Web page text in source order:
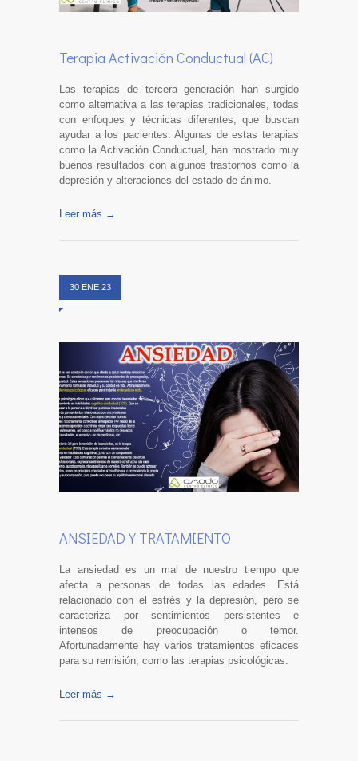
Terapia Activación Conductual (AC)
Las terapias de tercera generación han surgido
como alternativa a las terapias tradicionales, todas
con enfoques y técnicas diferentes, que buscan
ayudar a los pacientes. Algunas de estas terapias
como la Activación Conductual, han mostrado muy
buenos resultados con algunos trastornos como la
depresión y alteraciones del estado de ánimo.
Leer más →
30 ENE 23
ANSIEDAD Y TRATAMIENTO
La ansiedad es un mal de nuestro tiempo que
afecta a personas de todas las edades. Está
relacionado con el estrés y la depresión, pero se
caracteriza por sentimientos persistentes e
intensos de preocupación o temor.
Afortunadamente hay varios tratamientos eficaces
para su remisión, como las terapias psicológicas.
Leer más →